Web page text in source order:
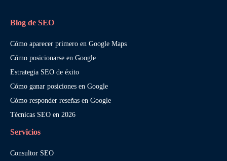
Blog de SEO
Cómo aparecer primero en Google Maps
Cómo posicionarse en Google
Estrategia SEO de éxito
Cómo ganar posiciones en Google
Cómo responder reseñas en Google
Técnicas SEO en 2026
Servicios
Consultor SEO